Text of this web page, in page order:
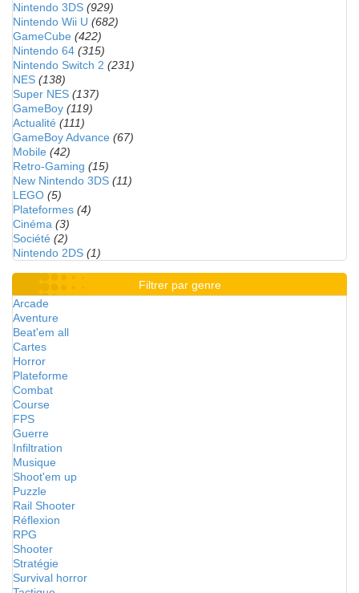
Nintendo 3DS (929)
Nintendo Wii U (682)
GameCube (422)
Nintendo 64 (315)
Nintendo Switch 2 (231)
NES (138)
Super NES (137)
GameBoy (119)
Actualité (111)
GameBoy Advance (67)
Mobile (42)
Retro-Gaming (15)
New Nintendo 3DS (11)
LEGO (5)
Plateformes (4)
Cinéma (3)
Société (2)
Nintendo 2DS (1)
Filtrer par genre
Arcade
Aventure
Beat'em all
Cartes
Horror
Plateforme
Combat
Course
FPS
Guerre
Infiltration
Musique
Shoot'em up
Puzzle
Rail Shooter
Réflexion
RPG
Shooter
Stratégie
Survival horror